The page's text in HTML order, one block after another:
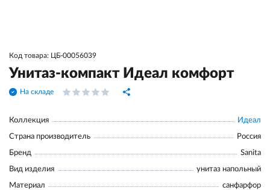
Код товара: ЦБ-00056039
Унитаз-компакт Идеал комфорт
На складе
Коллекция Идеал
Страна производитель Россия
Бренд Sanita
Вид изделия унитаз напольный
Материал санфарфор